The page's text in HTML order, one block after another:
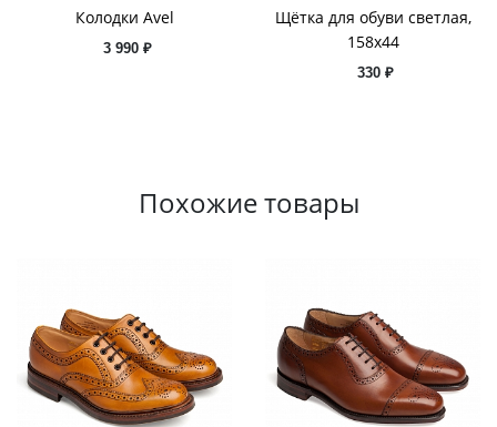
Колодки Avel
3 990 ₽
Щётка для обуви светлая,
158x44
330 ₽
Похожие товары